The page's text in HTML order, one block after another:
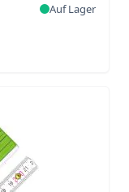
Auf Lager